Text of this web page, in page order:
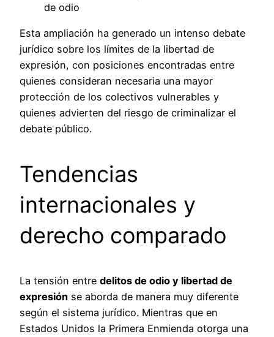
de odio
Esta ampliación ha generado un intenso debate
jurídico sobre los límites de la libertad de
expresión, con posiciones encontradas entre
quienes consideran necesaria una mayor
protección de los colectivos vulnerables y
quienes advierten del riesgo de criminalizar el
debate público.
Tendencias
internacionales y
derecho comparado
La tensión entre delitos de odio y libertad de
expresión se aborda de manera muy diferente
según el sistema jurídico. Mientras que en
Estados Unidos la Primera Enmienda otorga una